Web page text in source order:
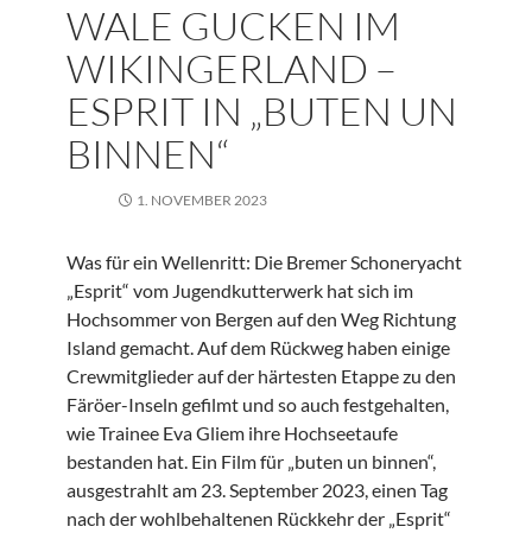
WALE GUCKEN IM
WIKINGERLAND –
ESPRIT IN „BUTEN UN
BINNEN“
1. NOVEMBER 2023
Was für ein Wellenritt: Die Bremer Schoneryacht
„Esprit“ vom Jugendkutterwerk hat sich im
Hochsommer von Bergen auf den Weg Richtung
Island gemacht. Auf dem Rückweg haben einige
Crewmitglieder auf der härtesten Etappe zu den
Färöer-Inseln gefilmt und so auch festgehalten,
wie Trainee Eva Gliem ihre Hochseetaufe
bestanden hat. Ein Film für „buten un binnen“,
ausgestrahlt am 23. September 2023, einen Tag
nach der wohlbehaltenen Rückkehr der „Esprit“